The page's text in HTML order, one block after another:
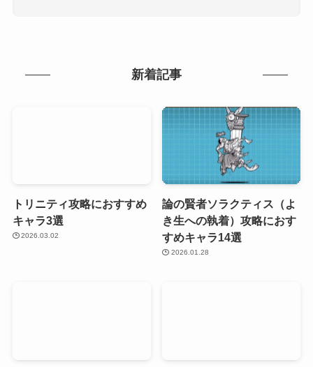
新着記事
トリニティ攻略におすすめ
キャラ3選
2026.03.02
論の賢者ソラクティス（よ
き生への執着）攻略におす
すめキャラ14選
2026.01.28